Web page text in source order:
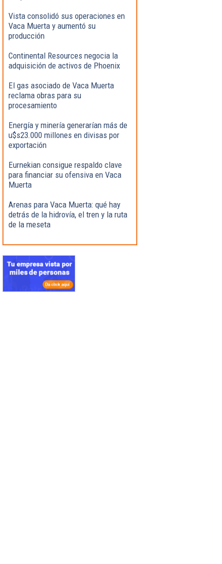
Vista consolidó sus operaciones en
Vaca Muerta y aumentó su
producción
Continental Resources negocia la
adquisición de activos de Phoenix
El gas asociado de Vaca Muerta
reclama obras para su
procesamiento
Energía y minería generarían más de
u$s23.000 millones en divisas por
exportación
Eurnekian consigue respaldo clave
para financiar su ofensiva en Vaca
Muerta
Arenas para Vaca Muerta: qué hay
detrás de la hidrovía, el tren y la ruta
de la meseta